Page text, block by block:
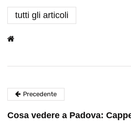
tutti gli articoli
Precedente
Cosa vedere a Padova: